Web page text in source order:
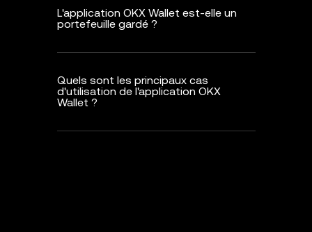
L'application OKX Wallet est-elle un
portefeuille gardé ?
Quels sont les principaux cas
d'utilisation de l'application OKX
Wallet ?